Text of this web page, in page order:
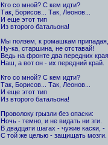
Кто со мной? С кем идти?
Так, Борисов... Так, Леонов...
И еще этот тип
Из второго батальона!
Мы ползем, к ромашкам
Ну-ка, старшина, не отставай!
Ведь на фронте два передних
Наш, а вот он - их передний край.
Кто со мной? С кем идти?
Так, Борисов... Так, Леонов...
И еще этот тип
Из второго батальона!
Проволоку грызли без опаски:
Ночь - темно, и не видать ни зги.
В двадцати шагах - чужие каски, -
С той же целью - защищать мозги.